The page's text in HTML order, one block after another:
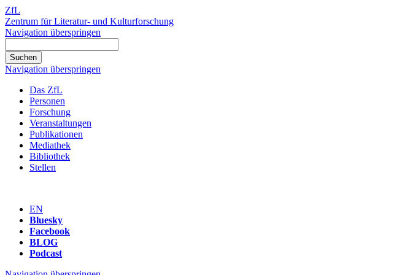
ZfL
Zentrum für Literatur- und Kulturforschung
Navigation überspringen
Navigation überspringen
Das ZfL
Personen
Forschung
Veranstaltungen
Publikationen
Mediathek
Bibliothek
Stellen
EN
Bluesky
Facebook
BLOG
Podcast